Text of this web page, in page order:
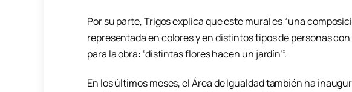
Por su parte, Trigos explica que este mural es “una
representada en colores y en distintos tipos de personas
para la obra: ‘distintas flores hacen un jardín’”.
En los últimos meses, el Área de Igualdad también ha